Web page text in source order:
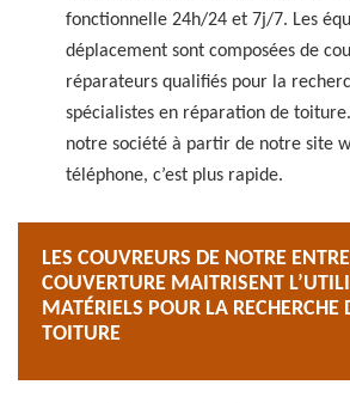
fonctionnelle 24h/24 et 7j/7. Les
déplacement sont composées de
réparateurs qualifiés pour la
spécialistes en réparation de
notre société à partir de notre site
téléphone, c’est plus rapide.
LES COUVREURS DE NOTRE
COUVERTURE MAITRISENT
MATÉRIELS POUR LA RECHERCHE
TOITURE